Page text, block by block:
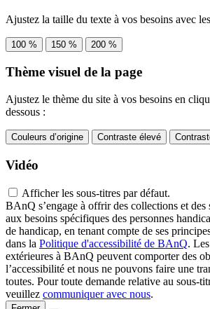
Ajustez la taille du texte à vos besoins avec
100 % 150 % 200 %
Thème visuel de la page
Ajustez le thème du site à vos besoins en
dessous :
Couleurs d’origine Contraste élevé
Vidéo
Afficher les sous-titres par défaut.
BAnQ s’engage à offrir des collections et des
aux besoins spécifiques des personnes
de handicap, en tenant compte de ses
dans la Politique d'accessibilité de BAnQ.
extérieures à BAnQ peuvent comporter des
l’accessibilité et nous ne pouvons faire une
toutes. Pour toute demande relative au sous-
veuillez communiquer avec nous.